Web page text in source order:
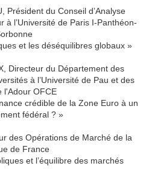
Président du Conseil d’Analyse
à l’Université de Paris I-Panthéon-
et les déséquilibres globaux »
Directeur du Département des
à l’Université de Pau et des
l'Adour OFCE
crédible de la Zone Euro à un
fédéral ? »
des Opérations de Marché de la
de France
et l’équilibre des marchés